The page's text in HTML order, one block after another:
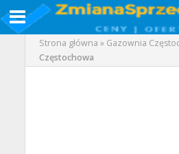
Strona główna » Gazownia
Częstochowa